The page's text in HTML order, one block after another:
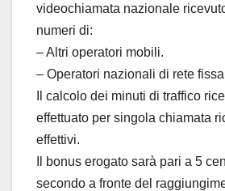
videochiamata nazionale
numeri di:
– Altri operatori mobili.
– Operatori nazionali di rete
Il calcolo dei minuti di traffico
effettuato per singola chiamata
effettivi.
Il bonus erogato sarà pari a 5
secondo a fronte del